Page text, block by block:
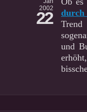
2002
22
durch
und